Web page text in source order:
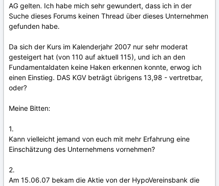
AG gelten. Ich habe mich sehr gewundert, dass ich in der
Suche dieses Forums keinen Thread über dieses Unternehmen
gefunden habe.
Da sich der Kurs im Kalenderjahr 2007 nur sehr moderat
gesteigert hat (von 110 auf aktuell 115), und ich an den
Fundamentaldaten keine Haken erkennen konnte, erwog ich
einen Einstieg. DAS KGV beträgt übrigens 13,98 - vertretbar,
oder?
Meine Bitten:
1.
Kann vielleicht jemand von euch mit mehr Erfahrung eine
Einschätzung des Unternehmens vornehmen?
2.
Am 15.06.07 bekam die Aktie von der HypoVereinsbank die